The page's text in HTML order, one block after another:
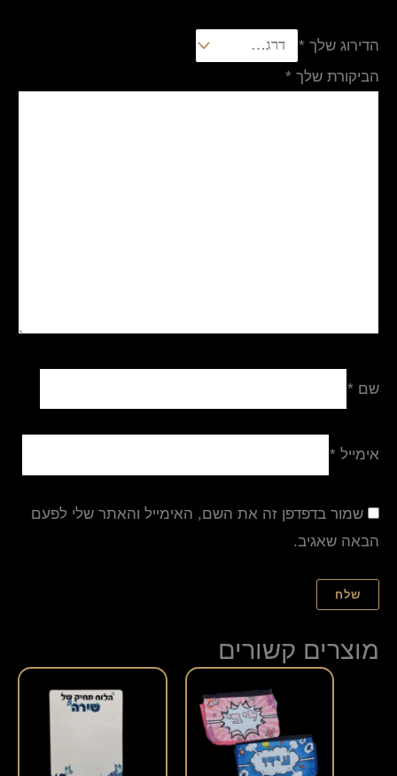
הדירוג שלך *
הביקורת שלך *
שם *
אימייל *
שמור בדפדפן זה את השם, האימייל והאתר שלי לפעם
הבאה שאגיב.
מוצרים קשורים
זה
יש
זה
יש